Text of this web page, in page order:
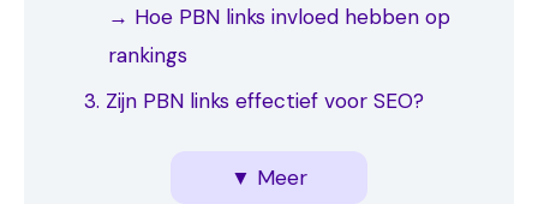
→ Hoe PBN links invloed hebben op
rankings
3. Zijn PBN links effectief voor SEO?
bijkomende risico’s
▼ Meer